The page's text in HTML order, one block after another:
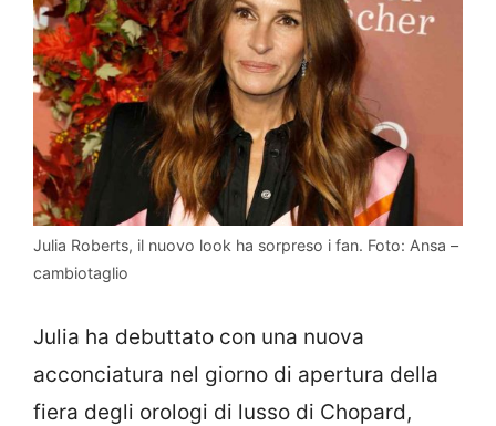
Julia Roberts, il nuovo look ha sorpreso i fan. Foto: Ansa –
cambiotaglio
Julia ha debuttato con una nuova
acconciatura nel giorno di apertura della
fiera degli orologi di lusso di Chopard,